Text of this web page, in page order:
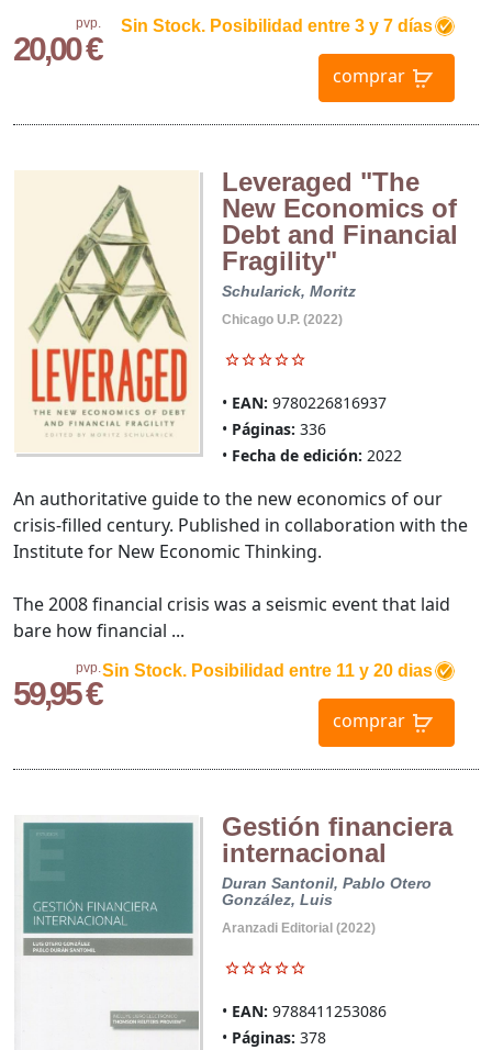
pvp.
20,00 €
Sin Stock. Posibilidad entre 3 y 7 días
comprar
Leveraged "The
New Economics of
Debt and Financial
Fragility"
Schularick, Moritz
Chicago U.P. (2022)
EAN: 9780226816937
Páginas: 336
Fecha de edición: 2022
pvp.
59,95 €
Sin Stock. Posibilidad entre 11 y 20 dias
comprar
An authoritative guide to the new economics of our
crisis-filled century. Published in collaboration with the
Institute for New Economic Thinking.
The 2008 financial crisis was a seismic event that laid
bare how financial ...
Gestión financiera
internacional
Duran Santonil, Pablo Otero
González, Luis
Aranzadi Editorial (2022)
EAN: 9788411253086
Páginas: 378